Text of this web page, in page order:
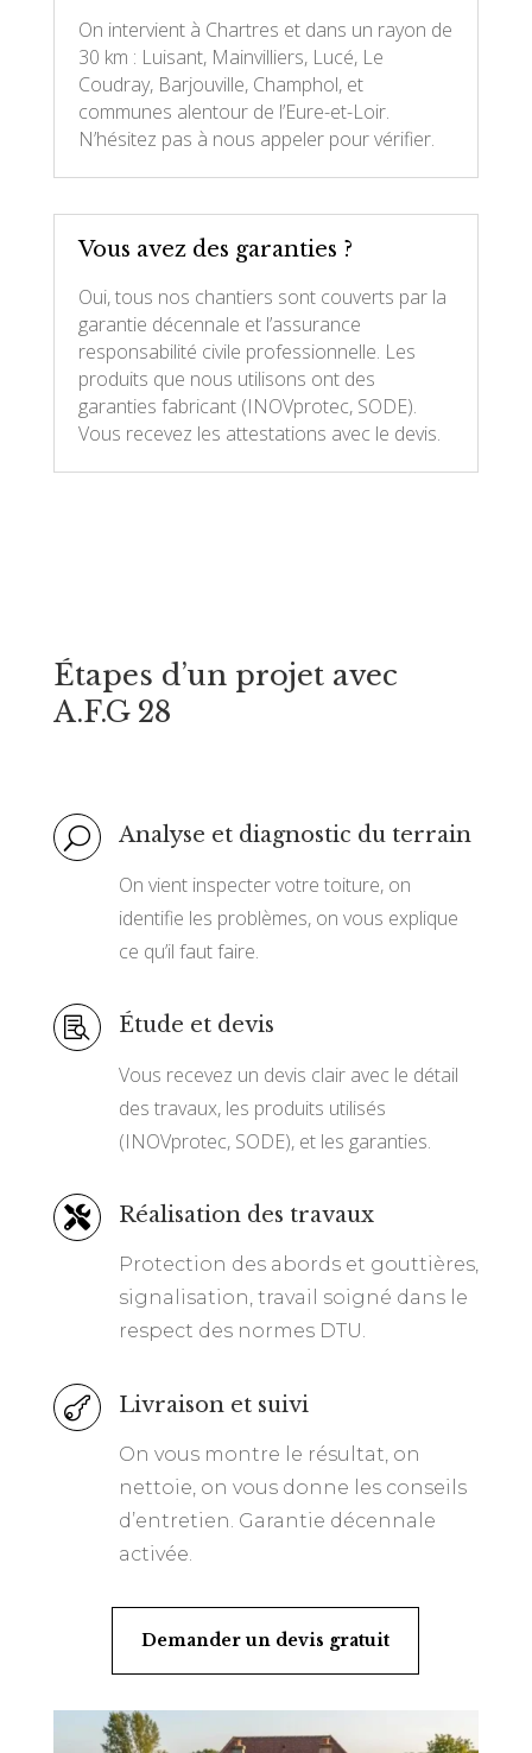
On intervient à Chartres et dans un rayon de
30 km : Luisant, Mainvilliers, Lucé, Le
Coudray, Barjouville, Champhol, et
communes alentour de l’Eure-et-Loir.
N’hésitez pas à nous appeler pour vérifier.
Vous avez des garanties ?
Oui, tous nos chantiers sont couverts par la
garantie décennale et l’assurance
responsabilité civile professionnelle. Les
produits que nous utilisons ont des
garanties fabricant (INOVprotec, SODE).
Vous recevez les attestations avec le devis.
Étapes d’un projet avec
A.F.G 28
U
Analyse et diagnostic du terrain
On vient inspecter votre toiture, on
identifie les problèmes, on vous explique
ce qu’il faut faire.

Étude et devis
Vous recevez un devis clair avec le détail
des travaux, les produits utilisés
(INOVprotec, SODE), et les garanties.
 Réalisation des travaux
Protection des abords et gouttières,
signalisation, travail soigné dans le
respect des normes DTU.
 Livraison et suivi
On vous montre le résultat, on
nettoie, on vous donne les conseils
d’entretien. Garantie décennale
activée.
Demander un devis gratuit